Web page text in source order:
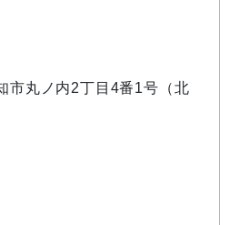
市丸ノ内2丁目4番1号（北